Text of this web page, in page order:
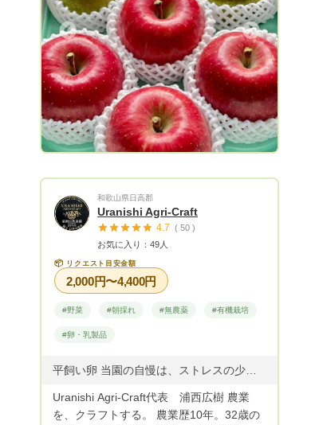
Next
和歌山県日高郡
Uranishi Agri-Craft
4.7 ( 50 )
お気に入り：49人
📦 リクエスト目安金額
2,000円〜4,400円
#野菜 #朝採れ #無農薬 #有機栽培
#卵・乳製品
Uranishi Agri-Craft代表 浦西広樹 ​​農業
を、クラフトする。 農業歴10年。32歳の